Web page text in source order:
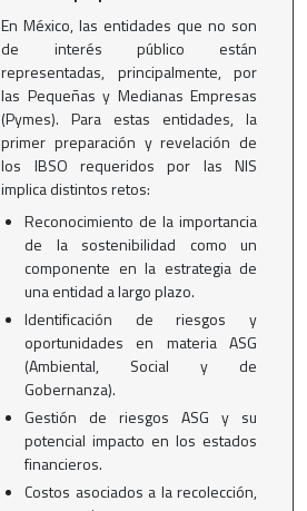
En México, las entidades que no son
de interés público están
representadas, principalmente, por
las Pequeñas y Medianas Empresas
(Pymes). Para estas entidades, la
primer preparación y revelación de
los IBSO requeridos por las NIS
implica distintos retos:
Reconocimiento de la importancia
de la sostenibilidad como un
componente en la estrategia de
una entidad a largo plazo.
Identificación de riesgos y
oportunidades en materia ASG
(Ambiental, Social y de
Gobernanza).
Gestión de riesgos ASG y su
potencial impacto en los estados
financieros.
Costos asociados a la recolección,